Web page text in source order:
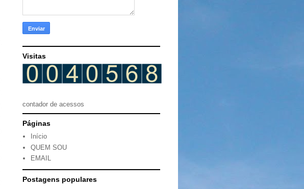
Visitas
contador de acessos
Páginas
Início
QUEM SOU
EMAIL
Postagens populares